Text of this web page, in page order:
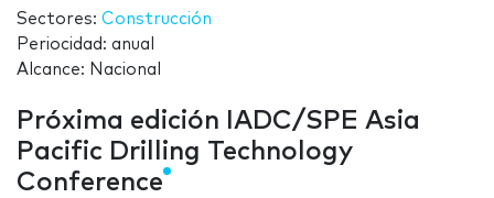
Sectores: Construcción
Periocidad: anual
Alcance: Nacional
Próxima edición IADC/SPE Asia
Pacific Drilling Technology
Conference